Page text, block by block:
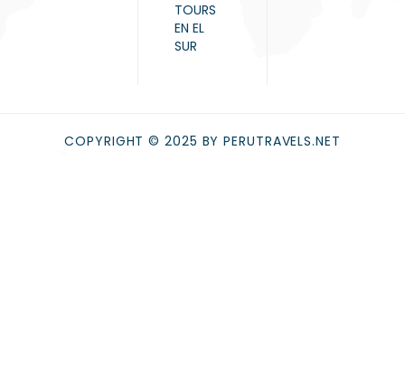
TOURS
EN EL
SUR
COPYRIGHT © 2025 BY PERUTRAVELS.NET